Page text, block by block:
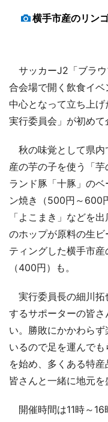
横手市産のリン
サッカーJ2「ブラ
合会場で開く飲食イ
中心となって立ち上
実行委員会」が初めて
秋の味覚として県内
産の芋の子を使う「
ランド豚「十豚」の
ン焼き（500円～600
「よこまき」などを
のホップが原料の生
ティングした横手市
（400円）も。
実行委員長の細川拓
するサポーターの皆
い。勝敗にかかわら
いるので足を運んで
を始め、多くある特
皆さんと一緒に地元を
開催時間は11時～16